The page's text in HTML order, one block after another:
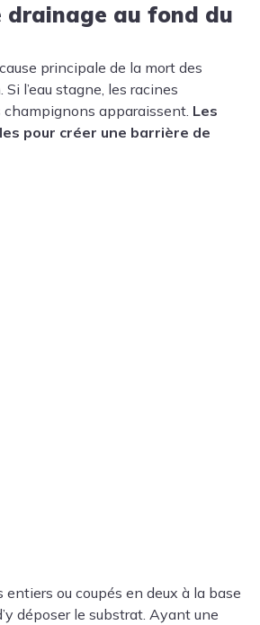
drainage au fond du
cause principale de la mort des
l’eau stagne, les racines
champignons apparaissent. Les
pour créer une barrière de
entiers ou coupés en deux à la base
déposer le substrat. Ayant une